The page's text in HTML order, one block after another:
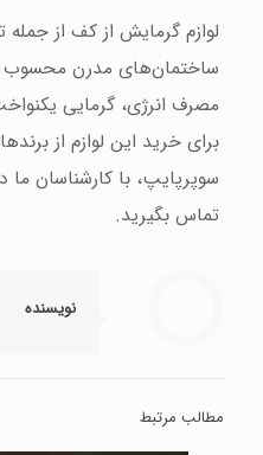
لوازم گرمایش از کف از
ساختمان‌های مدرن محسوب
مصرف انرژی، گرمایی
برای خرید این لوازم از
سوپرپایپ، با کارشناسان ما
تماس بگیرید.
نویسنده
مطالب مرتبط